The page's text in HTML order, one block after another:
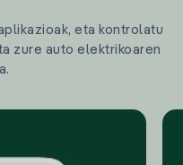
eta kontrolatu
zure auto elektrikoaren